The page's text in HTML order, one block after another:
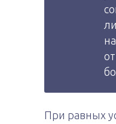
При равных